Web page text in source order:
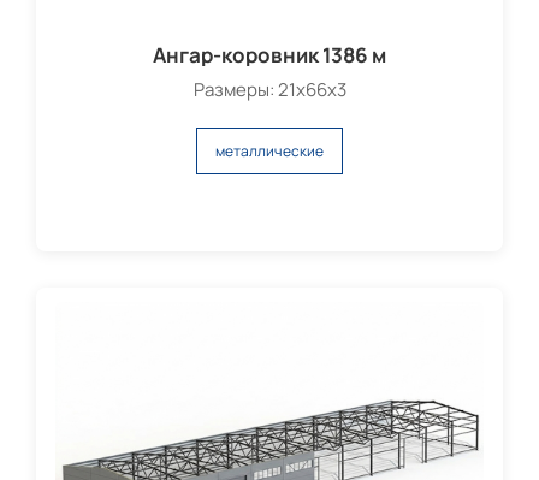
Ангар-коровник 1386 м
Размеры: 21х66х3
металлические